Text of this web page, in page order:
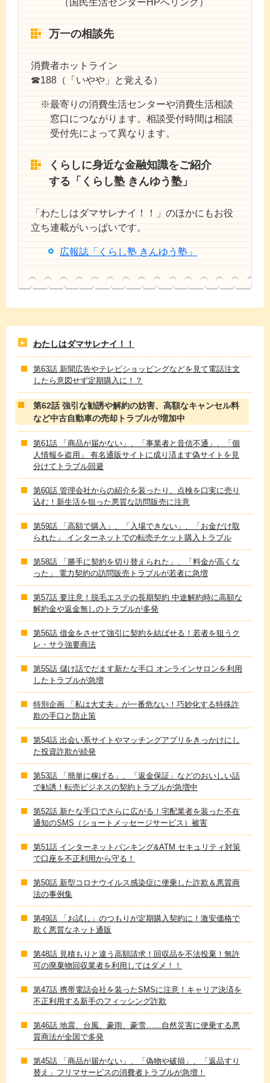
万一の相談先
消費者ホットライン
☎188（「いやや」と覚える）
最寄りの消費生活センターや消費生活相談
窓口につながります。相談受付時間は相談
受付先によって異なります。
くらしに身近な金融知識をご紹介
する「くらし塾 きんゆう塾」
「わたしはダマサレナイ！！」のほかにもお役
立ち連載がいっぱいです。
広報誌「くらし塾 きんゆう塾」
わたしはダマサレナイ！！
第63話 新聞広告やテレビショッピングなどを見て電話注文
したら意図せず定期購入に！？
第62話 強引な勧誘や解約の妨害、高額なキャンセル料
など中古自動車の売却トラブルが増加中
第61話 「商品が届かない」、「事業者と音信不通」、「個
人情報を盗用」 有名通販サイトに成り済ます偽サイトを見
分けてトラブル回避
第60話 管理会社からの紹介を装ったり、点検を口実に売り
込む！新生活を狙った悪質な訪問販売に注意
第59話 「高額で購入」、「入場できない」、「お金だけ取
られた」 インターネットでの転売チケット購入トラブル
第58話 「勝手に契約を切り替えられた」、「料金が高くな
った」 電力契約の訪問販売トラブルが若者に急増
第57話 要注意！脱毛エステの長期契約 中途解約時に高額な
解約金や返金無しのトラブルが多発
第56話 借金をさせて強引に契約を結ばせる！若者を狙うク
レ・サラ強要商法
第55話 儲け話でだます新たな手口 オンラインサロンを利用
したトラブルが急増
特別企画 「私は大丈夫」が一番危ない！巧妙化する特殊詐
欺の手口と防止策
第54話 出会い系サイトやマッチングアプリをきっかけにし
た投資詐欺が続発
第53話 「簡単に稼げる」、「返金保証」などのおいしい話
で勧誘！転売ビジネスの契約トラブルが急増中
第52話 新たな手口でさらに広がる！宅配業者を装った不在
通知のSMS（ショートメッセージサービス）被害
第51話 インターネットバンキング&ATM セキュリティ対策
で口座を不正利用から守る！
第50話 新型コロナウイルス感染症に便乗した詐欺＆悪質商
法の事例集
第49話 「お試し」のつもりが定期購入契約に！激安価格で
欺く悪質なネット通販
第48話 見積もりと違う高額請求！回収品を不法投棄！無許
可の廃棄物回収業者を利用してはダメ！！
第47話 携帯電話会社を装ったSMSに注意！キャリア決済を
不正利用する新手のフィッシング詐欺
第46話 地震、台風、豪雨、豪雪……自然災害に便乗する悪
質商法が全国で多発
第45話 「商品が届かない」、「偽物や破損」、「返品すり
替え」フリマサービスの消費者トラブルが急増！